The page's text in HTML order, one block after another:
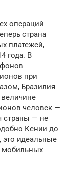
операций
страна
платежей,
года. В
при
Бразилия
величине
человек —
страны — не
Кении до
это идеальные
мобильных